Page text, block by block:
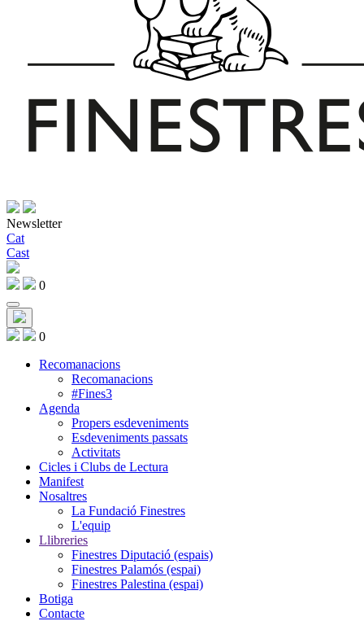
Newsletter
Cat
Cast
0
0
Recomanacions
Recomanacions
#Fines3
Agenda
Propers esdeveniments
Esdeveniments passats
Activitats
Cicles i Clubs de Lectura
Manifest
Nosaltres
La Fundació Finestres
L'equip
Llibreries
Finestres Diputació (espais)
Finestres Palamós (espai)
Finestres Palestina (espai)
Botiga
Contacte